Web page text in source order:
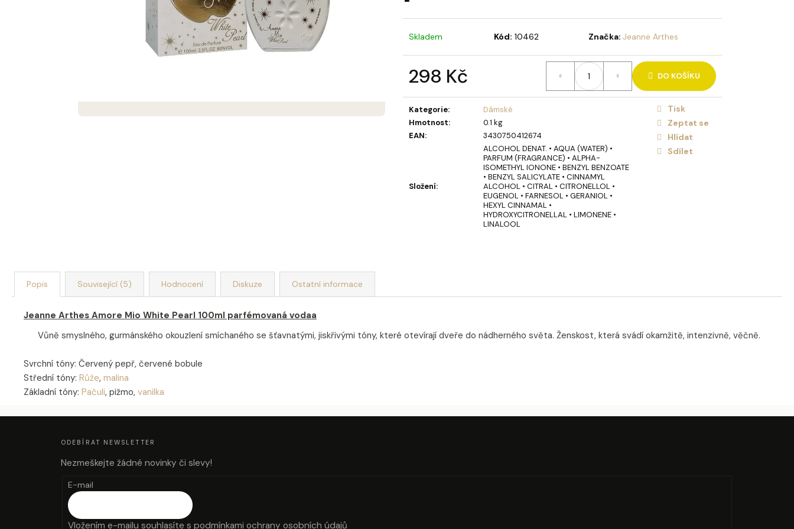
Skladem Kód: 10462 Značka: Jeanne Arthes
298 Kč DO KOŠÍKU
Kategorie:
Dámské
Hmotnost:
0.1 kg
EAN: 3430750412674
Složení:
ALCOHOL DENAT. • AQUA (WATER) •
PARFUM (FRAGRANCE) • ALPHA-
ISOMETHYL IONONE • BENZYL BENZOATE
• BENZYL SALICYLATE • CINNAMYL
ALCOHOL • CITRAL • CITRONELLOL •
EUGENOL • FARNESOL • GERANIOL •
HEXYL CINNAMAL •
HYDROXYCITRONELLAL • LIMONENE •
LINALOOL
Tisk
Zeptat se
Hlídat
Sdílet
Popis Související (5) Hodnocení Diskuze Ostatní informace
Jeanne Arthes Amore Mio White Pearl 100ml parfémovaná vodaa
Vůně smyslného, gurmánského okouzlení smíchaného se šťavnatými, jiskřivými tóny, které otevírají dveře do nádherného světa. Ženskost, která svádí okamžitě, intenzivně, věčně.
Svrchní tóny: Červený pepř, červené bobule
Střední tóny: Růže, malina
Základní tóny: Pačuli, pižmo, vanilka
DEKORACE MÝDLOVÁ KYTICE ROMANCE
MÝDLOVÁ KYTICE LAURA
859 Kč
MIST KARTÁČ NA VLASY
Z
ODEBÍRAT NEWSLETTER
Nezmeškejte žádné novinky či slevy!
E-mail
Vložením e-mailu souhlasíte s podmínkami ochrany osobních údajů